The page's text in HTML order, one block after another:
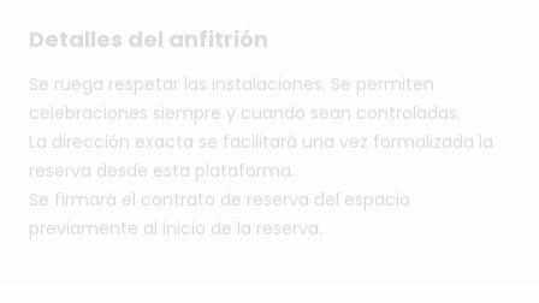
Detalles del anfitrión
Se ruega respetar las instalaciones. Se permiten
celebraciones siempre y cuando sean controladas.
La dirección exacta se facilitará una vez formalizada la
reserva desde esta plataforma.
Se firmará el contrato de reserva del espacio
previamente al inicio de la reserva.